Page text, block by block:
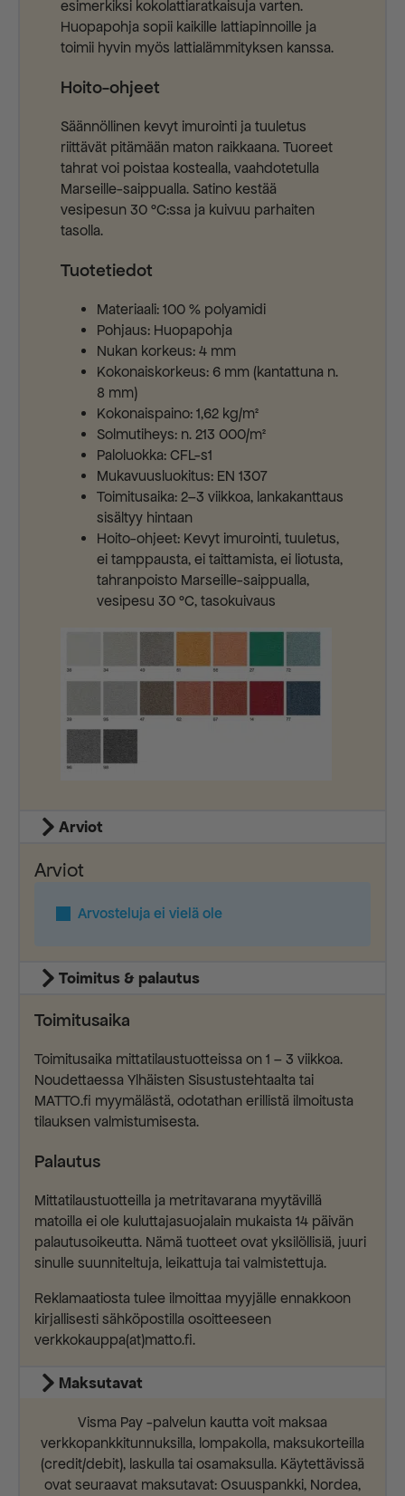
esimerkiksi kokolattiaratkaisuja varten.
Huopapohja sopii kaikille lattiapinnoille ja
toimii hyvin myös lattialämmityksen kanssa.
Hoito-ohjeet
Säännöllinen kevyt imurointi ja tuuletus
riittävät pitämään maton raikkaana. Tuoreet
tahrat voi poistaa kostealla, vaahdotetulla
Marseille-saippualla. Satino kestää
vesipesun 30 °C:ssa ja kuivuu parhaiten
tasolla.
Tuotetiedot
Materiaali: 100 % polyamidi
Pohjaus: Huopapohja
Nukan korkeus: 4 mm
Kokonaiskorkeus: 6 mm (kantattuna n.
8 mm)
Kokonaispaino: 1,62 kg/m²
Solmutiheys: n. 213 000/m²
Paloluokka: CFL-s1
Mukavuusluokitus: EN 1307
Toimitusaika: 2–3 viikkoa, lankakanttaus
sisältyy hintaan
Hoito-ohjeet: Kevyt imurointi, tuuletus,
ei tamppausta, ei taittamista, ei liotusta,
tahranpoisto Marseille-saippualla,
vesipesu 30 °C, tasokuivaus
Arviot
Arviot
Arvosteluja ei vielä ole
Toimitus & palautus
Toimitusaika
Toimitusaika mittatilaustuotteissa on 1 – 3 viikkoa.
Noudettaessa Ylhäisten Sisustustehtaalta tai
MATTO.fi myymälästä, odotathan erillistä ilmoitusta
tilauksen valmistumisesta.
Palautus
Mittatilaustuotteilla ja metritavarana myytävillä
matoilla ei ole kuluttajasuojalain mukaista 14 päivän
palautusoikeutta. Nämä tuotteet ovat yksilöllisiä, juuri
sinulle suunniteltuja, leikattuja tai valmistettuja.
Reklamaatiosta tulee ilmoittaa myyjälle ennakkoon
kirjallisesti sähköpostilla osoitteeseen
verkkokauppa(at)matto.fi.
Maksutavat
Visma Pay -palvelun kautta voit maksaa
verkkopankkitunnuksilla, lompakolla, maksukorteilla
(credit/debit), laskulla tai osamaksulla. Käytettävissä
ovat seuraavat maksutavat: Osuuspankki, Nordea,